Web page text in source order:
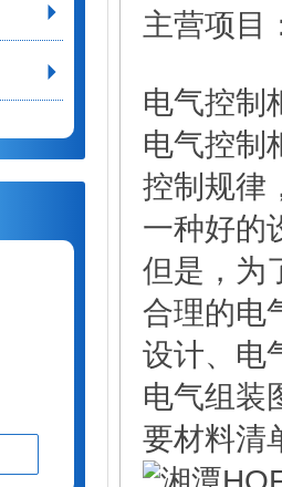
主营项目
电气控制
电气控制
控制规律
一种好的
但是，为
合理的电
设计、电
电气组装
要材料清